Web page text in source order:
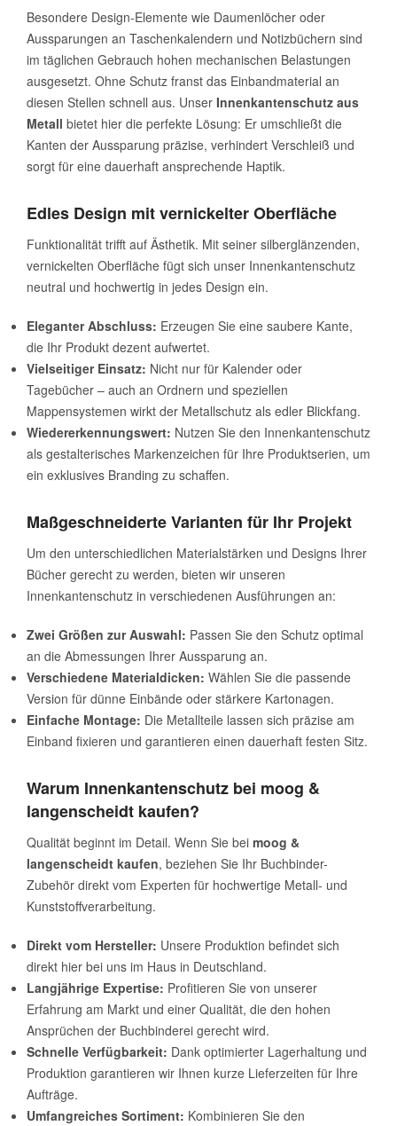
Besondere Design-Elemente wie Daumenlöcher oder
Aussparungen an Taschenkalendern und Notizbüchern sind
im täglichen Gebrauch hohen mechanischen Belastungen
ausgesetzt. Ohne Schutz franst das Einbandmaterial an
diesen Stellen schnell aus. Unser Innenkantenschutz aus
Metall bietet hier die perfekte Lösung: Er umschließt die
Kanten der Aussparung präzise, verhindert Verschleiß und
sorgt für eine dauerhaft ansprechende Haptik.
Edles Design mit vernickelter Oberfläche
Funktionalität trifft auf Ästhetik. Mit seiner silberglänzenden,
vernickelten Oberfläche fügt sich unser Innenkantenschutz
neutral und hochwertig in jedes Design ein.
Eleganter Abschluss: Erzeugen Sie eine saubere Kante,
die Ihr Produkt dezent aufwertet.
Vielseitiger Einsatz: Nicht nur für Kalender oder
Tagebücher – auch an Ordnern und speziellen
Mappensystemen wirkt der Metallschutz als edler Blickfang.
Wiedererkennungswert: Nutzen Sie den Innenkantenschutz
als gestalterisches Markenzeichen für Ihre Produktserien, um
ein exklusives Branding zu schaffen.
Maßgeschneiderte Varianten für Ihr Projekt
Um den unterschiedlichen Materialstärken und Designs Ihrer
Bücher gerecht zu werden, bieten wir unseren
Innenkantenschutz in verschiedenen Ausführungen an:
Zwei Größen zur Auswahl: Passen Sie den Schutz optimal
an die Abmessungen Ihrer Aussparung an.
Verschiedene Materialdicken: Wählen Sie die passende
Version für dünne Einbände oder stärkere Kartonagen.
Einfache Montage: Die Metallteile lassen sich präzise am
Einband fixieren und garantieren einen dauerhaft festen Sitz.
Warum Innenkantenschutz bei moog &
langenscheidt kaufen?
Qualität beginnt im Detail. Wenn Sie bei moog &
langenscheidt kaufen, beziehen Sie Ihr Buchbinder-
Zubehör direkt vom Experten für hochwertige Metall- und
Kunststoffverarbeitung.
Direkt vom Hersteller: Unsere Produktion befindet sich
direkt hier bei uns im Haus in Deutschland.
Langjährige Expertise: Profitieren Sie von unserer
Erfahrung am Markt und einer Qualität, die den hohen
Ansprüchen der Buchbinderei gerecht wird.
Schnelle Verfügbarkeit: Dank optimierter Lagerhaltung und
Produktion garantieren wir Ihnen kurze Lieferzeiten für Ihre
Aufträge.
Umfangreiches Sortiment: Kombinieren Sie den